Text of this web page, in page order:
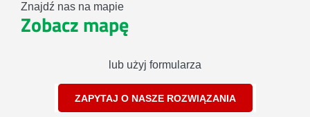
Znajdź nas na mapie
Zobacz mapę
lub użyj formularza
ZAPYTAJ O NASZE ROZWIĄZANIA